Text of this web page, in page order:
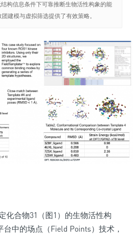
构信息条件下可靠推断生物活性构象的能
建模与虚拟筛选提供了有效策略。
化合物31（图1）的生物活性构
中的场点（Field Points）技术，